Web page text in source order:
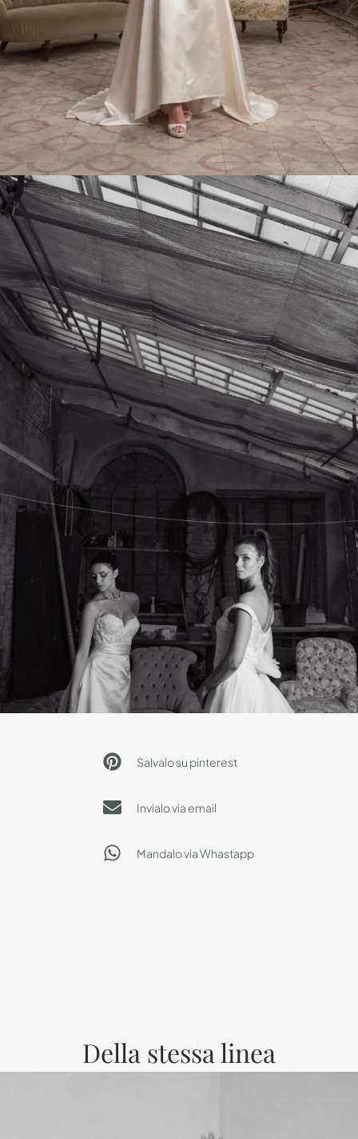
Salvalo su pinterest
Invialo via email
Mandalo via Whastapp
Della stessa linea